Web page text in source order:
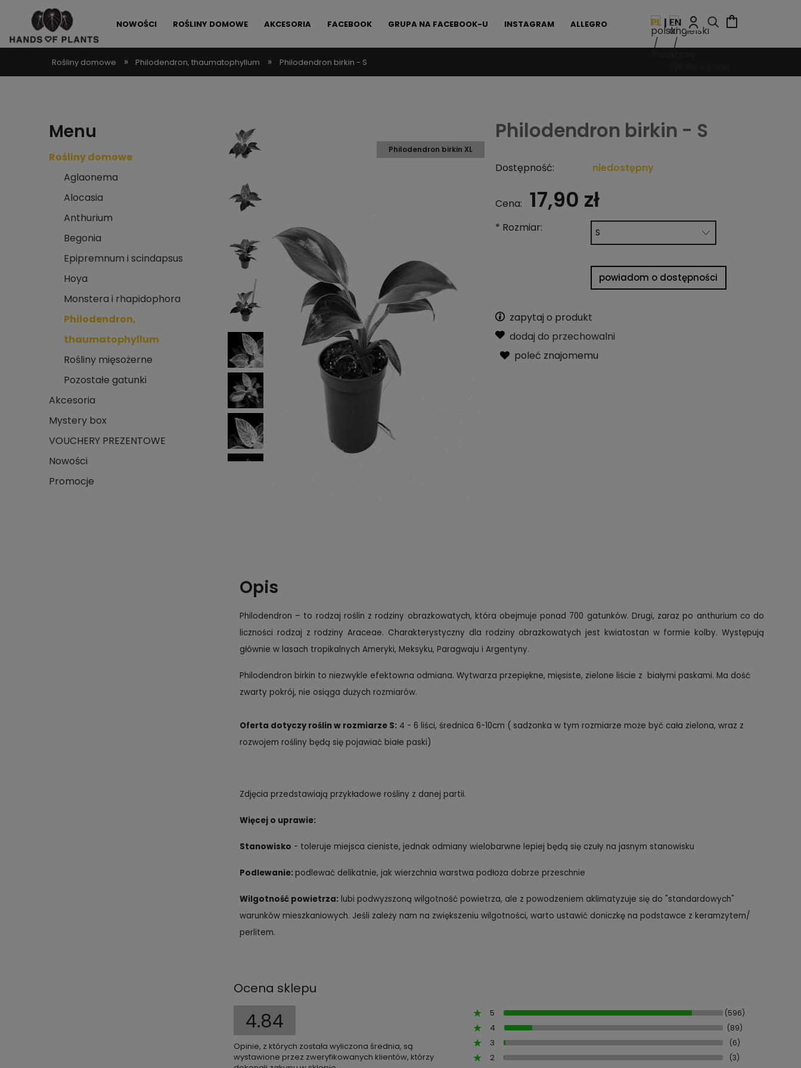
NOWOŚCI ROŚLINY DOMOWE AKCESORIA FACEBOOK GRUPA NA FACEBOOK-U INSTAGRAM ALLEGRO
ALLEGRO LOKALNIE PROMOCJE FAQ KONTAKT
Rośliny domowe » Philodendron, thaumatophyllum » Philodendron birkin - S
Menu
Rośliny domowe
Aglaonema
Alocasia
Anthurium
Begonia
Epipremnum i scindapsus
Hoya
Monstera i rhapidophora
Philodendron,
thaumatophyllum
Rośliny mięsożerne
Pozostałe gatunki
Akcesoria
Mystery box
VOUCHERY PREZENTOWE
Nowości
Promocje
Philodendron birkin XL
Philodendron birkin - S
Dostępność: niedostępny
Cena: 17,90 zł
* Rozmiar:
powiadom o dostępności
zapytaj o produkt
dodaj do przechowalni
poleć znajomemu
Opis
Philodendron – to rodzaj roślin z rodziny obrazkowatych, która obejmuje ponad 700 gatunków. Drugi, zaraz po anthurium co do
liczności rodzaj z rodziny Araceae. Charakterystyczny dla rodziny obrazkowatych jest kwiatostan w formie kolby. Występują
głównie w lasach tropikalnych Ameryki, Meksyku, Paragwaju i Argentyny.
Philodendron birkin to niezwykle efektowna odmiana. Wytwarza przepiękne, mięsiste, zielone liście z białymi paskami. Ma dość
zwarty pokrój, nie osiąga dużych rozmiarów.
Oferta dotyczy roślin w rozmiarze S: 4 - 6 liści, średnica 6-10cm ( sadzonka w tym rozmiarze może być cała zielona, wraz z
rozwojem rośliny będą się pojawiać białe paski)
Zdjęcia przedstawiają przykładowe rośliny z danej partii.
Więcej o uprawie:
Stanowisko - toleruje miejsca cieniste, jednak odmiany wielobarwne lepiej będą się czuły na jasnym stanowisku
Podlewanie: podlewać delikatnie, jak wierzchnia warstwa podłoża dobrze przeschnie
Wilgotność powietrza: lubi podwyższoną wilgotność powietrza, ale z powodzeniem aklimatyzuje się do "standardowych"
warunków mieszkaniowych. Jeśli zależy nam na zwiększeniu wilgotności, warto ustawić doniczkę na podstawce z keramzytem/
perlitem.
Ocena sklepu
4.84
Opinie, z których została wyliczona średnia, są
wystawione przez zweryfikowanych klientów, którzy
5 (596)
4 (89)
3 (6)
2 (3)